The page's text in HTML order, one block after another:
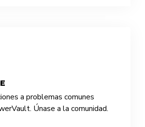
a problemas comunes
Únase a la comunidad.